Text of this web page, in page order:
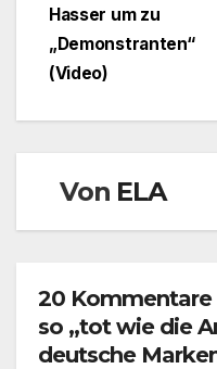
Hasser um zu
„Demonstranten“
(Video)
Von ELA
20
so „tot wie die
deutsche